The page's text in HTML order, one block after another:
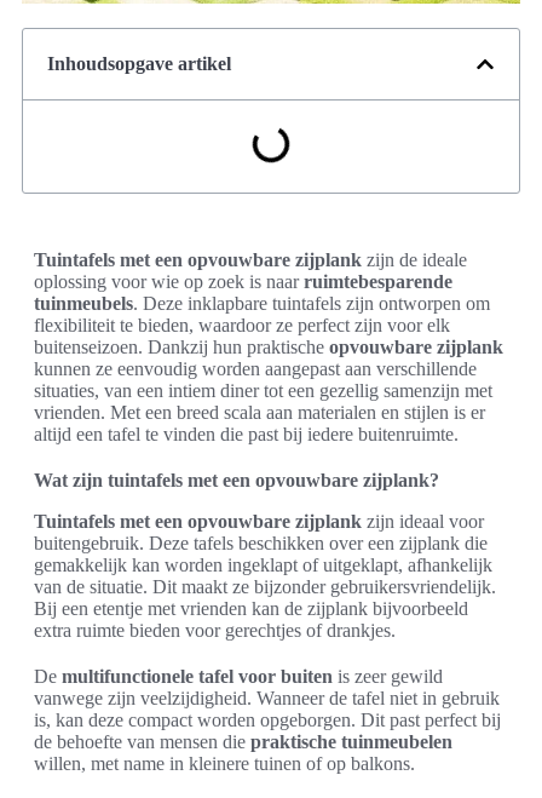
Inhoudsopgave artikel
Tuintafels met een opvouwbare zijplank zijn de ideale
oplossing voor wie op zoek is naarruimtebesparende
tuinmeubels. Deze inklapbare tuintafels zijn ontworpen om
flexibiliteit te bieden, waardoor ze perfect zijn voor elk
buitenseizoen. Dankzij hun praktische opvouwbare zijplank
kunnen ze eenvoudig worden aangepast aan verschillende
situaties, van een intiem diner tot een gezellig samenzijn met
vrienden. Met een breed scala aan materialen en stijlen is er
altijd een tafel te vinden die past bij iedere buitenruimte.
Wat zijn tuintafels met een opvouwbare zijplank?
Tuintafels met een opvouwbare zijplank zijn ideaal voor
buitengebruik. Deze tafels beschikken over een zijplank die
gemakkelijk kan worden ingeklapt of uitgeklapt, afhankelijk
van de situatie. Dit maakt ze bijzonder gebruikersvriendelijk.
Bij een etentje met vrienden kan de zijplank bijvoorbeeld
extra ruimte bieden voor gerechtjes of drankjes.
De multifunctionele tafel voor buiten is zeer gewild
vanwege zijn veelzijdigheid. Wanneer de tafel niet in gebruik
is, kan deze compact worden opgeborgen. Dit past perfect bij
de behoefte van mensen die praktische tuinmeubelen
willen, met name in kleinere tuinen of op balkons.